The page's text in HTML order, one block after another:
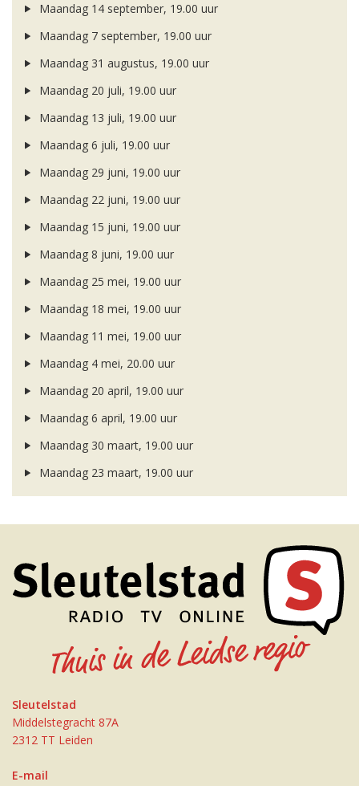
Maandag 14 september, 19.00 uur
Maandag 7 september, 19.00 uur
Maandag 31 augustus, 19.00 uur
Maandag 20 juli, 19.00 uur
Maandag 13 juli, 19.00 uur
Maandag 6 juli, 19.00 uur
Maandag 29 juni, 19.00 uur
Maandag 22 juni, 19.00 uur
Maandag 15 juni, 19.00 uur
Maandag 8 juni, 19.00 uur
Maandag 25 mei, 19.00 uur
Maandag 18 mei, 19.00 uur
Maandag 11 mei, 19.00 uur
Maandag 4 mei, 20.00 uur
Maandag 20 april, 19.00 uur
Maandag 6 april, 19.00 uur
Maandag 30 maart, 19.00 uur
Maandag 23 maart, 19.00 uur
Sleutelstad
Middelstegracht 87A
2312 TT Leiden
E-mail